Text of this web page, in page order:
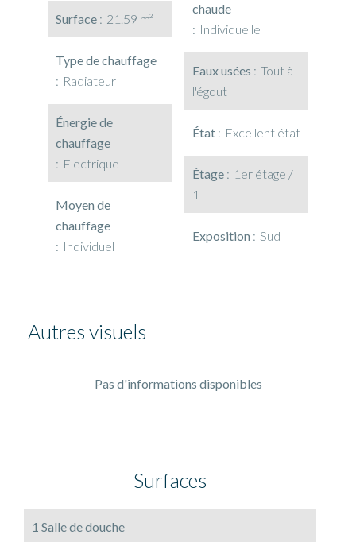
Surface 21.59 m²
Type de chauffage
Radiateur
Énergie de
chauffage
Electrique
Moyen de
chauffage
Individuel
chaude
Individuelle
Eaux usées
Tout à
l'égout
État Excellent état
Étage
1er étage /
1
Exposition Sud
Autres visuels
Pas d'informations disponibles
Surfaces
1 Salle de douche